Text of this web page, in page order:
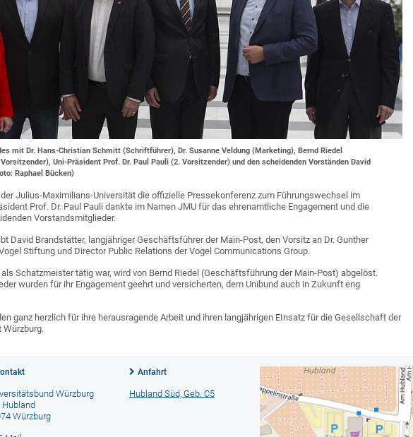
mit Dr. Hans-Christian Schmitt (Schriftführer), Dr. Susanne Veldung (Marketing), Bernd Riedel
Uni-Präsident Prof. Dr. Paul Pauli (2. Vorsitzender) und den scheidenden Vorständen David
Raphael Bücken)
Julius-Maximilians-Universität die offizielle Pressekonferenz zum Führungswechsel im
Prof. Dr. Paul Pauli dankte im Namen JMU für das ehrenamtliche Engagement und die
Vorstandsmitglieder.
David Brandstätter, langjähriger Geschäftsführer der Main-Post, den Vorsitz an Dr. Gunther
Stiftung und Director Public Relations der Vogel Communications Group.
Schatzmeister tätig war, wird von Bernd Riedel (Geschäftsführung der Main-Post) abgelöst.
wurden für ihr Engagement geehrt und versicherten, dem Unibund auch in Zukunft eng
ganz herzlich für ihre herausragende Arbeit und ihren langjährigen EInsatz für die Gesellschaft der
Würzburg.
Würzburg
Würzburg
Anfahrt
Hubland Süd, Geb. C5